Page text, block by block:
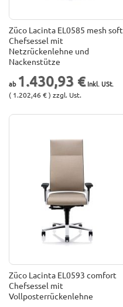
Züco Lacinta EL0585 mesh soft
Chefsessel mit
Netzrückenlehne und
Nackenstütze
1.430,93 €
( 1.202,46 € ) zzgl. Ust.
Züco Lacinta EL0593 comfort
Chefsessel mit
Vollposterrückenlehne